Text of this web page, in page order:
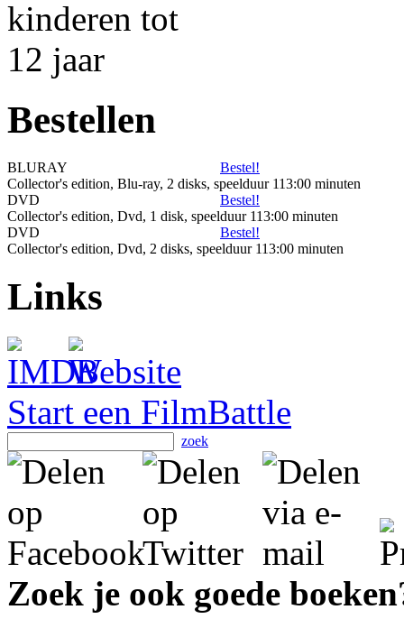
Bestellen
BLURAY
Bestel!
Collector's edition, Blu-ray, 2 disks, speelduur 113:00 minuten
DVD
Bestel!
Collector's edition, Dvd, 1 disk, speelduur 113:00 minuten
DVD
Bestel!
Collector's edition, Dvd, 2 disks, speelduur 113:00 minuten
Links
Start een FilmBattle
zoek
Zoek je ook goede